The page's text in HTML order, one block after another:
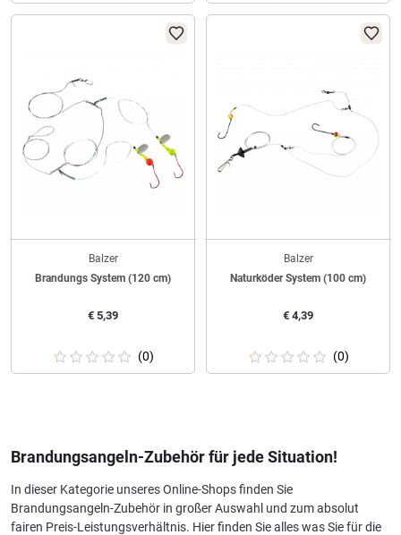
Balzer
Brandungs System (120 cm)
€ 5,39
(0)
Balzer
Naturköder System (100 cm)
€ 4,39
(0)
Brandungsangeln-Zubehör für jede Situation!
In dieser Kategorie unseres Online-Shops finden Sie
Brandungsangeln-Zubehör in großer Auswahl und zum absolut
fairen Preis-Leistungsverhältnis. Hier finden Sie alles was Sie für die